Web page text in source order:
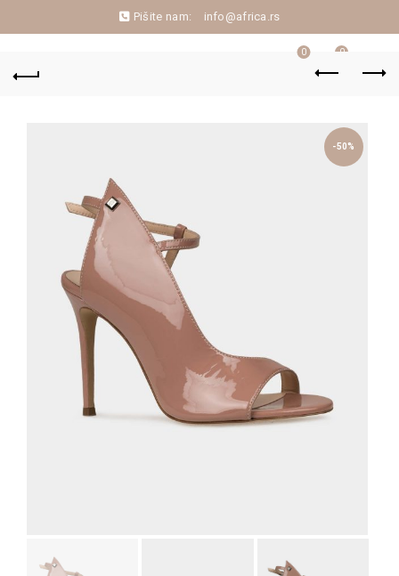
Pišite nam: info@africa.rs
0 0
-50%